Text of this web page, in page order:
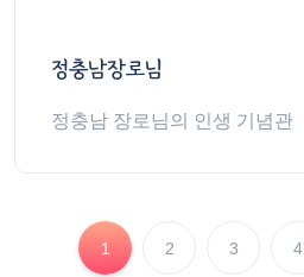
정충남장로님
정충남 장로님의 인생 기념관
1 2 3 4